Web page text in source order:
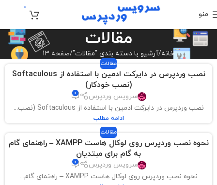
منو
0
مقالات
خانه آرشیو با دسته بندی "مقالات" صفحه 13
مقالات
نصب وردپرس در دایرکت ادمین با استفاده از Softaculous
(نصب خودکار)
سرویس وردپرس 0
نصب وردپرس در دایرکت ادمین با استفاده از Softaculous (نصب...
ادامه مطلب
مقالات
نحوه نصب وردپرس روی لوکال هاست XAMPP – راهنمای گام
به گام برای مبتدیان
سرویس وردپرس 0
نحوه نصب وردپرس روی لوکال هاست XAMPP – راهنمای گام...